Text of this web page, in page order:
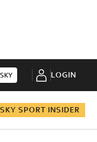
LOGIN
SKY SPORT INSIDER